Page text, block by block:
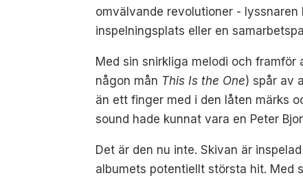
omvälvande revolutioner -
inspelningsplats eller en
Med sin snirkliga melodi och
någon mån This Is the One) spår av
än ett finger med i den låten märks
sound hade kunnat vara en Peter
Det är den nu inte. Skivan är
albumets potentiellt största hit. Med